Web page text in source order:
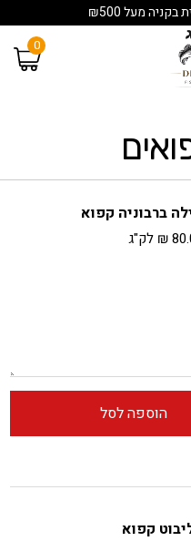
מעל ₪500
0
ברבוניה קפוא
₪ לק"ג
הוספה לסל
קפוא